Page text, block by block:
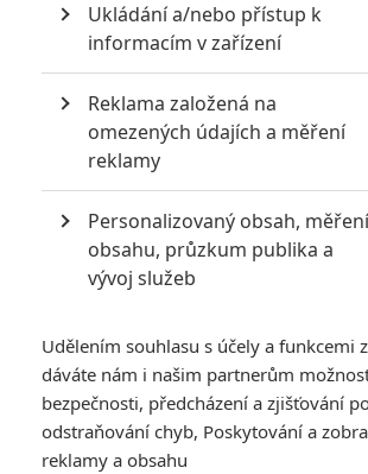
Ukládání a/nebo přístup k
informacím v zařízení
Reklama založená na
omezených údajích a měření
reklamy
Personalizovaný obsah, měření
obsahu, průzkum publika a
vývoj služeb
Udělením souhlasu s účely a funkcemi
dáváte nám i našim partnerům
bezpečnosti, předcházení a zjišťování
odstraňování chyb, Poskytování a
reklamy a obsahu